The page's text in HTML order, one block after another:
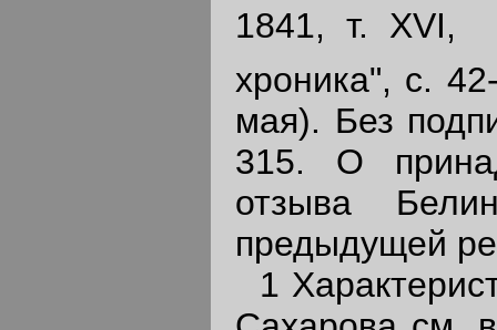
1841, т. XVI,
хроника", с.
мая). Без
315. О
отзыва
предыдущей
1